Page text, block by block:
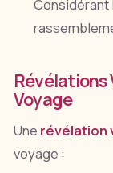
Considérant
Révélations
Voyage
Une révélation
voyage :